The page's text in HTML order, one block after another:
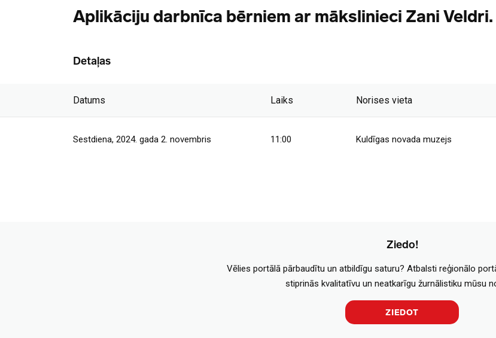
Aplikāciju darbnīca bērniem ar mākslinieci Zani Veldri.
Detaļas
Datums Laiks Norises vieta
Sestdiena, 2024. gada 2. novembris 11:00 Kuldīgas novada muzejs
Ziedo!
Vēlies portālā pārbaudītu un atbildīgu saturu? Atbalsti reģionālo
stiprinās kvalitatīvu un neatkarīgu žurnālistiku mūsu
ZIEDOT